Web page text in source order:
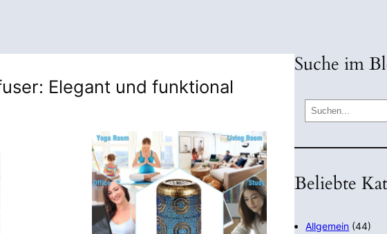
Elegant und funktional
Suche im
c
Beliebte
Allgemein (44)